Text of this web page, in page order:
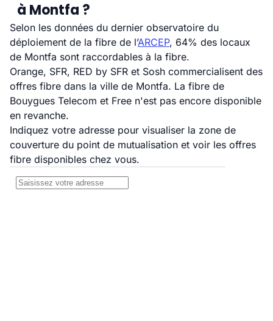
à Montfa ?
Selon les données du dernier observatoire du
déploiement de la fibre de l’ARCEP, 64% des locaux
de Montfa sont raccordables à la fibre.
Orange, SFR, RED by SFR et Sosh commercialisent des
offres fibre dans la ville de Montfa. La fibre de
Bouygues Telecom et Free n'est pas encore disponible
en revanche.
Indiquez votre adresse pour visualiser la zone de
couverture du point de mutualisation et voir les offres
fibre disponibles chez vous.